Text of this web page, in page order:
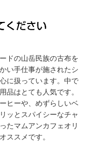
ドの山岳民族の古布を
い手仕事が施されたシ
に扱っています。中で
品はとても人気です。
ヒーや、めずらしいベ
ッとスパイシーなチャ
たマムアンカフェオリ
ススメです。